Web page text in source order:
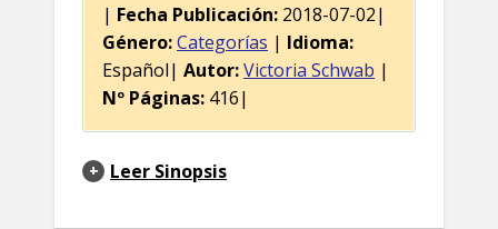
| Fecha Publicación: 2018-07-02|
Género:Categorías | Idioma:
Español| Autor:Victoria Schwab |
Nº Páginas: 416|
Leer Sinopsis